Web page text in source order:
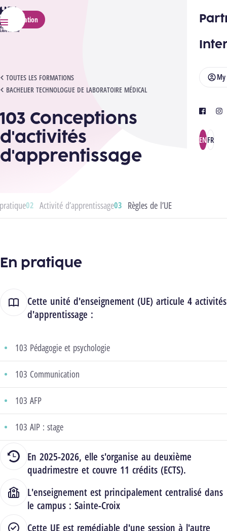
HELMo
Menu
My
facebook
ENFR
Application
TOUTES LES FORMATIONS
BACHELIER TECHNOLOGUE DE LABORATOIRE MÉDICAL
103 CONCEPTIONS D'ACTIVITÉS D'APPRENTISSAGE
103 Conceptions
d'activités
d'apprentissage
Activité d’apprentissage Règles de l’UE
En pratique
Cette unité d'enseignement (UE) articule 4 activités
d'apprentissage :
103 Pédagogie et psychologie
103 Communication
103 AFP
103 AIP : stage
En 2025-2026, elle s'organise au deuxième
quadrimestre et couvre 11 crédits (ECTS).
L'enseignement est principalement centralisé dans
le campus : Sainte-Croix
Cette UE est remédiable d'une session à l'autre